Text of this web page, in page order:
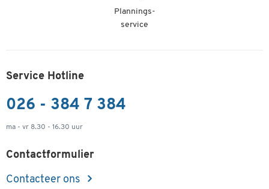
Plannings-
service
Service Hotline
026 - 384 7 384
ma - vr 8.30 - 16.30 uur
Contactformulier
Contacteer ons